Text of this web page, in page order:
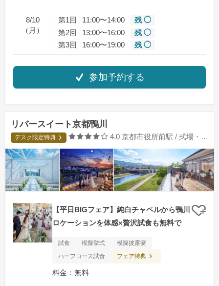
8/10
（月）
第1回 11:00〜14:00
残 ◯
第2回
13:00〜16:00
残 ◯
第3回
16:00〜19:00 残 ◯
参加予約する
リバースイート京都鴨川
デスク限定特典 口コミ評価
4.0 京都市役所前駅 / 式場・ゲストハウス
【平日BIGフェア】純白チャペルから鴨川
ロケーションを体感×贅沢試食も無料で
クリ
試食 模擬挙式
模擬披露宴
ハーフコース試食
フェア特典
料金：無料